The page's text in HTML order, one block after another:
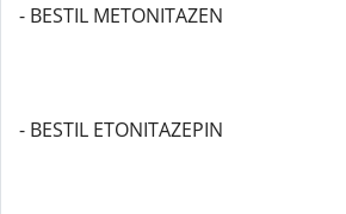
- BESTIL METONITAZEN
- BESTIL ETONITAZEPIN